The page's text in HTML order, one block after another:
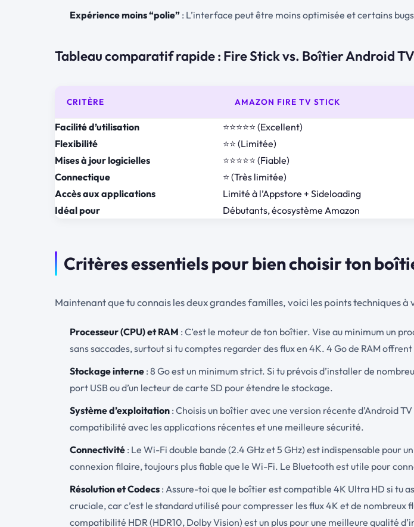
Expérience moins “polie” : L’interface peut être moins optimisée et certains
Tableau comparatif rapide : Fire Stick vs. Boîtier Android TV
CRITÈRE AMAZON FIRE TV STICK
Facilité d’utilisation ⭐⭐⭐⭐⭐ (Excellent)
Flexibilité
⭐⭐ (Limitée)
Mises à jour logicielles
⭐⭐⭐⭐⭐ (Fiable)
Connectique
⭐ (Très limitée)
Accès aux applications
Limité à l’Appstore + Sideloading
Idéal pour
Débutants, écosystème Amazon
Critères essentiels pour bien choisir ton
Maintenant que tu connais les deux grandes familles, voici les points techniques
Processeur (CPU) et RAM : C’est le moteur de ton boîtier. Vise au minimum un
sans saccades, surtout si tu comptes regarder des flux en 4K. 4 Go de RAM
Stockage interne : 8 Go est un minimum strict. Si tu prévois d’installer de
port USB ou d’un lecteur de carte SD pour étendre le stockage.
Système d’exploitation : Choisis un boîtier avec une version récente d’Android
compatibilité avec les applications récentes et une meilleure sécurité.
Connectivité : Le Wi-Fi double bande (2.4 GHz et 5 GHz) est indispensable
connexion filaire, toujours plus fiable que le Wi-Fi. Le Bluetooth est utile pour
Résolution et Codecs : Assure-toi que le boîtier est compatible 4K Ultra HD si tu
cruciale, car c’est le standard utilisé pour compresser les flux 4K et de
compatibilité HDR (HDR10, Dolby Vision) est un plus pour une meilleure qualité